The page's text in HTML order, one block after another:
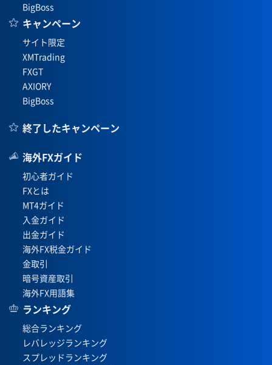
BigBoss
キャンペーン
サイト限定
XMTrading
FXGT
AXIORY
BigBoss
終了したキャンペーン
海外FXガイド
初心者ガイド
FXとは
MT4ガイド
入金ガイド
出金ガイド
海外FX税金ガイド
金取引
暗号資産取引
海外FX用語集
ランキング
総合ランキング
レバレッジランキング
スプレッドランキング